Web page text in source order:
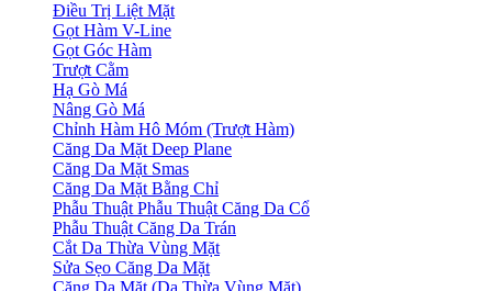
Điều Trị Liệt Mặt
Gọt Hàm V-Line
Gọt Góc Hàm
Trượt Cằm
Hạ Gò Má
Nâng Gò Má
Chỉnh Hàm Hô Móm (Trượt Hàm)
Căng Da Mặt Deep Plane
Căng Da Mặt Smas
Căng Da Mặt Bằng Chỉ
Phẫu Thuật Phẫu Thuật Căng Da Cổ
Phẫu Thuật Căng Da Trán
Cắt Da Thừa Vùng Mặt
Sửa Sẹo Căng Da Mặt
Căng Da Mặt (Da Thừa Vùng Mặt)